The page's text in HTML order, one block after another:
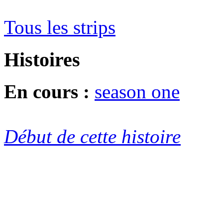
Tous les strips
Histoires
En cours : season one
Début de cette histoire